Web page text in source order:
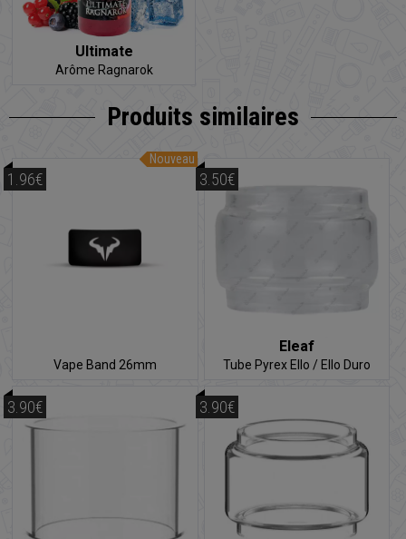
Ultimate
Arôme Ragnarok
Produits similaires
Nouveau
Vape Band 26mm
1.96€
Eleaf
Tube Pyrex Ello / Ello Duro
3.50€
3.90€ 3.90€